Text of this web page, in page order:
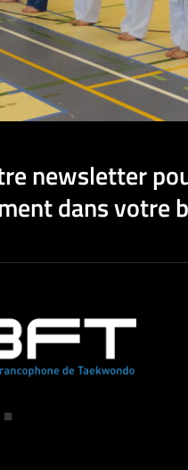
newsletter
dans votre